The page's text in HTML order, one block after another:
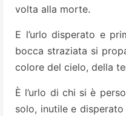
volta alla morte.
E l’urlo disperato e
bocca straziata si
colore del cielo, della
È l’urlo di chi si è
solo, inutile e